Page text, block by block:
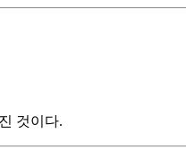
것이다.